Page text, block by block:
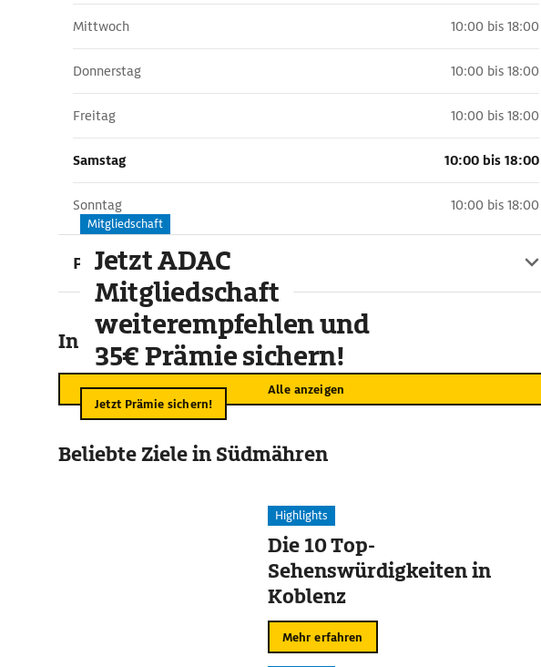
Mittwoch 10:00 bis 18:00
Donnerstag 10:00 bis 18:00
Freitag 10:00 bis 18:00
Samstag 10:00 bis 18:00
Sonntag 10:00 bis 18:00
Preise
In der Umgebung
Alle anzeigen
Mitgliedschaft
Jetzt ADAC
Mitgliedschaft
weiterempfehlen und
35€ Prämie sichern!
Jetzt Prämie sichern!
Beliebte Ziele in Südmähren
Highlights
Die 10 Top-
Sehenswürdigkeiten in
Koblenz
Mehr erfahren